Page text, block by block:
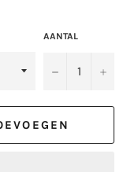
AANTAL
− +